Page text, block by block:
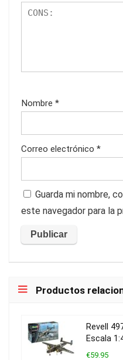
Nombre *
Correo electrónico *
Guarda mi nombre,
este navegador para la
Productos
Revell
Escala
€59.95